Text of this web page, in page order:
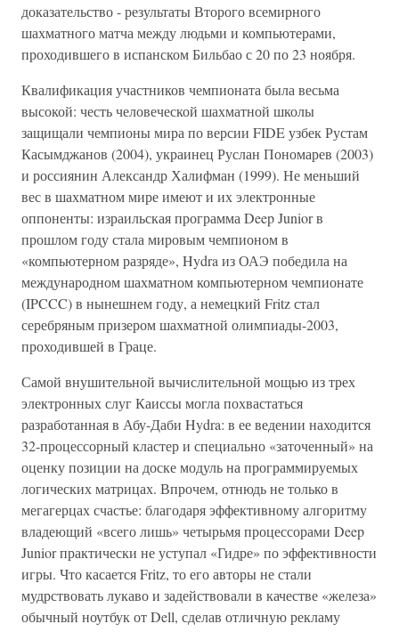
доказательство - результаты Второго всемирного
шахматного матча между людьми и компьютерами,
проходившего в испанском Бильбао с 20 по 23 ноября.
Квалификация участников чемпионата была весьма
высокой: честь человеческой шахматной школы
защищали чемпионы мира по версии FIDE узбек Рустам
Касымджанов (2004), украинец Руслан Пономарев (2003)
и россиянин Александр Халифман (1999). Не меньший
вес в шахматном мире имеют и их электронные
оппоненты: израильская программа Deep Junior в
прошлом году стала мировым чемпионом в
«компьютерном разряде», Hydra из ОАЭ победила на
международном шахматном компьютерном чемпионате
(IPCCC) в нынешнем году, а немецкий Fritz стал
серебряным призером шахматной олимпиады-2003,
проходившей в Граце.
Самой внушительной вычислительной мощью из трех
электронных слуг Каиссы могла похвастаться
разработанная в Абу-Даби Hydra: в ее ведении находится
32-процессорный кластер и специально «заточенный» на
оценку позиции на доске модуль на программируемых
логических матрицах. Впрочем, отнюдь не только в
мегагерцах счастье: благодаря эффективному алгоритму
владеющий «всего лишь» четырьмя процессорами Deep
Junior практически не уступал «Гидре» по эффективности
игры. Что касается Fritz, то его авторы не стали
мудрствовать лукаво и задействовали в качестве «железа»
обычный ноутбук от Dell, сделав отличную рекламу